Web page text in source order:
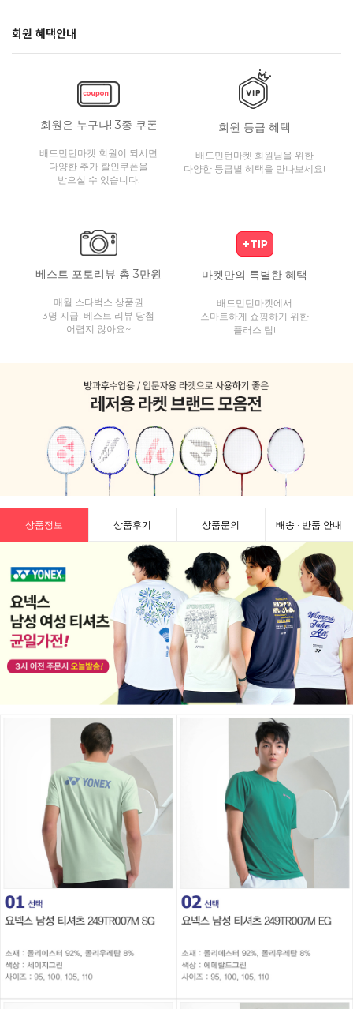
회원 혜택안내
회원은 누구나! 3종 쿠폰
배드민턴마켓 회원이 되시면
다양한 추가 할인쿠폰을
받으실 수 있습니다.
회원 등급 혜택
배드민턴마켓 회원님을 위한
다양한 등급별 혜택을 만나보세요!
베스트 포토리뷰 총 3만원
매월 스타벅스 상품권
3명 지급! 베스트 리뷰 당첨
어렵지 않아요~
마켓만의 특별한 혜택
배드민턴마켓에서
스마트하게 쇼핑하기 위한
플러스 팁!
상품정보 상품후기 상품문의 배송 · 반품 안내